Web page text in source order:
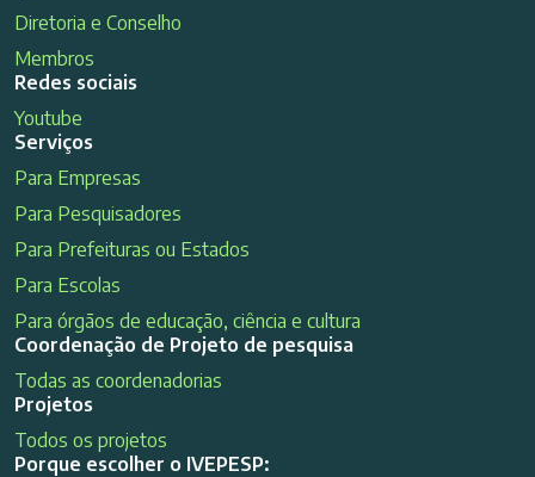
Diretoria e Conselho
Membros
Redes sociais
Youtube
Serviços
Para Empresas
Para Pesquisadores
Para Prefeituras ou Estados
Para Escolas
Para órgãos de educação, ciência e cultura
Coordenação de Projeto de pesquisa
Todas as coordenadorias
Projetos
Todos os projetos
Porque escolher o IVEPESP: